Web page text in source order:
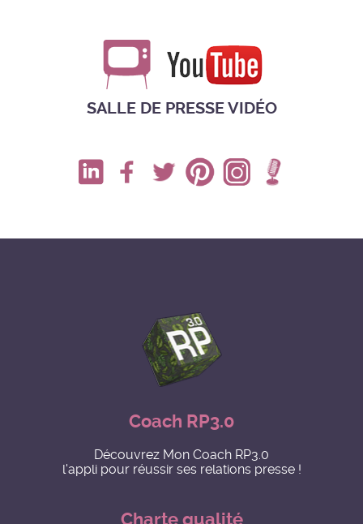
SALLE DE PRESSE VIDÉO
Coach RP3.0
Découvrez Mon Coach RP3.0
l'appli pour réussir ses relations presse !
Charte qualité